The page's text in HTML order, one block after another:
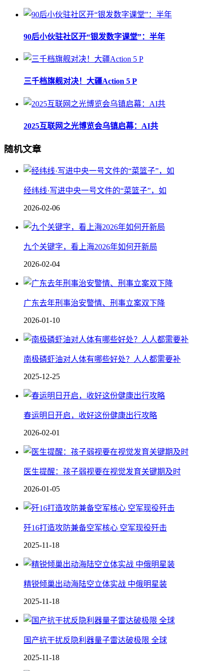
90后小伙驻社区开“银发数字课堂”：半年
三千档旗舰对决！大疆Action 5 P
2025互联网之光博览会乌镇启幕：AI共
随机文章
经纬线·写进中央一号文件的“菜篮子”，如
2026-02-06
九个关键字，看上海2026年如何开新局
2026-02-04
广东去年刑事治安警情、刑事立案双下降
2026-01-10
南极磷虾油对人体有哪些好处？人人都需要补
2025-12-25
春运明日开启，收好这份健康出行攻略
2026-02-01
医生提醒：孩子弱视要在视觉发育关键期及时
2026-01-05
歼16打造攻防兼备空军核心 空军现役歼击
2025-11-18
精锐倾巢出动海陆空立体实战 中俄明星装
2025-11-18
国产抗干扰反隐利器 量子雷达破极限 全球
2025-11-18